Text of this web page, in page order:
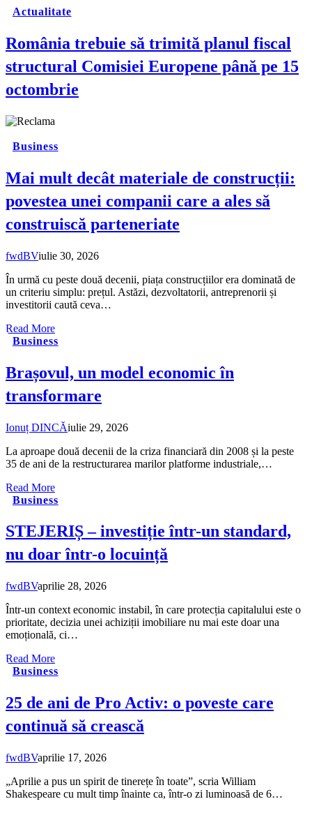
Actualitate
România trebuie să trimită planul fiscal
structural Comisiei Europene până pe 15
octombrie
Business
Mai mult decât materiale de construcții:
povestea unei companii care a ales să
construiscă parteneriate
fwdBViulie 30, 2026
În urmă cu peste două decenii, piața construcțiilor era dominată de
un criteriu simplu: prețul. Astăzi, dezvoltatorii, antreprenorii și
investitorii caută ceva…
Read More
Business
Brașovul, un model economic în
transformare
Ionuț DINCĂiulie 29, 2026
La aproape două decenii de la criza financiară din 2008 și la peste
35 de ani de la restructurarea marilor platforme industriale,…
Read More
Business
STEJERIȘ – investiție într-un standard,
nu doar într-o locuință
fwdBVaprilie 28, 2026
Într-un context economic instabil, în care protecția capitalului este o
prioritate, decizia unei achiziții imobiliare nu mai este doar una
emoțională, ci…
Read More
Business
25 de ani de Pro Activ: o poveste care
continuă să crească
fwdBVaprilie 17, 2026
„Aprilie a pus un spirit de tinerețe în toate”, scria William
Shakespeare cu mult timp înainte ca, într-o zi luminoasă de 6…